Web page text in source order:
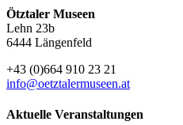
Ötztaler Museen
Lehn 23b
6444 Längenfeld
+43 (0)664 910 23 21
info@oetztalermuseen.at
Aktuelle Veranstaltungen